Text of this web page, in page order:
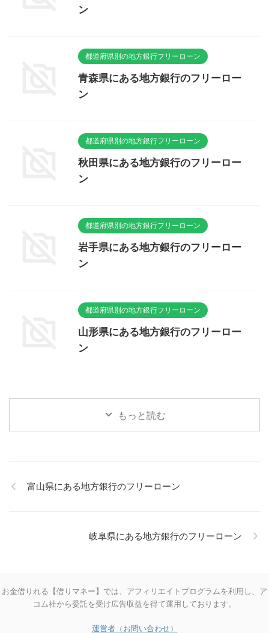
ン
都道府県別の地方銀行フリーローン
青森県にある地方銀行のフリーロー
ン
都道府県別の地方銀行フリーローン
秋田県にある地方銀行のフリーロー
ン
都道府県別の地方銀行フリーローン
岩手県にある地方銀行のフリーロー
ン
都道府県別の地方銀行フリーローン
山形県にある地方銀行のフリーロー
ン
もっと読む
富山県にある地方銀行のフリーローン
岐阜県にある地方銀行のフリーローン
お金借りれる【借りマネー】では、アフィリエイトプログラムを利用し、ア
コム社から委託を受け広告収益を得て運用しております。
運営者（お問い合わせ）